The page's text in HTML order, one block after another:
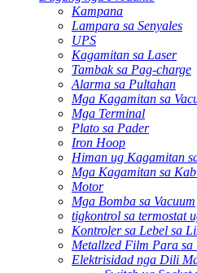
Kampana
Lampara sa Senyales
UPS
Kagamitan sa Laser
Tambak sa Pag-charge
Alarma sa Pultahan
Mga Kagamitan sa
Mga Terminal
Plato sa Pader
Iron Hoop
Himan ug Kagamitan
Mga Kagamitan sa
Motor
Mga Bomba sa Vacuum
tigkontrol sa termostat
Kontroler sa Lebel sa
Metallzed Film Para
Elektrisidad nga Dili